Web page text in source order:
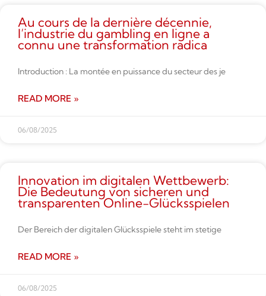
Au cours de la dernière décennie,
l’industrie du gambling en ligne a
connu une transformation radica
Introduction : La montée en puissance du secteur des je
READ MORE »
06/08/2025
Innovation im digitalen Wettbe­werb:
Die Bedeutung von sicheren und
transparenten Online-Glücksspielen
Der Bereich der digitalen Glücksspiele steht im stetige
READ MORE »
06/08/2025